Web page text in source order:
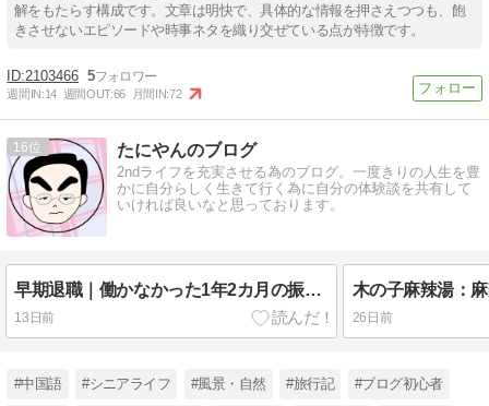
解をもたらす構成です。文章は明快で、具体的な情報を押さえつつも、飽
きさせないエピソードや時事ネタを織り交ぜている点が特徴です。
2103466 5
週間IN:14 週間OUT:66 月間IN:72
16 たにやんのブログ
2ndライフを充実させる為のブログ。一度きりの人生を豊
かに自分らしく生きて行く為に自分の体験談を共有して
いければ良いなと思っております。
早期退職｜働かなかった1年2カ月の振り返り
13日前
木の子麻辣湯：
26日前
#中国語 #シニアライフ #風景・自然 #旅行記 #ブログ初心者